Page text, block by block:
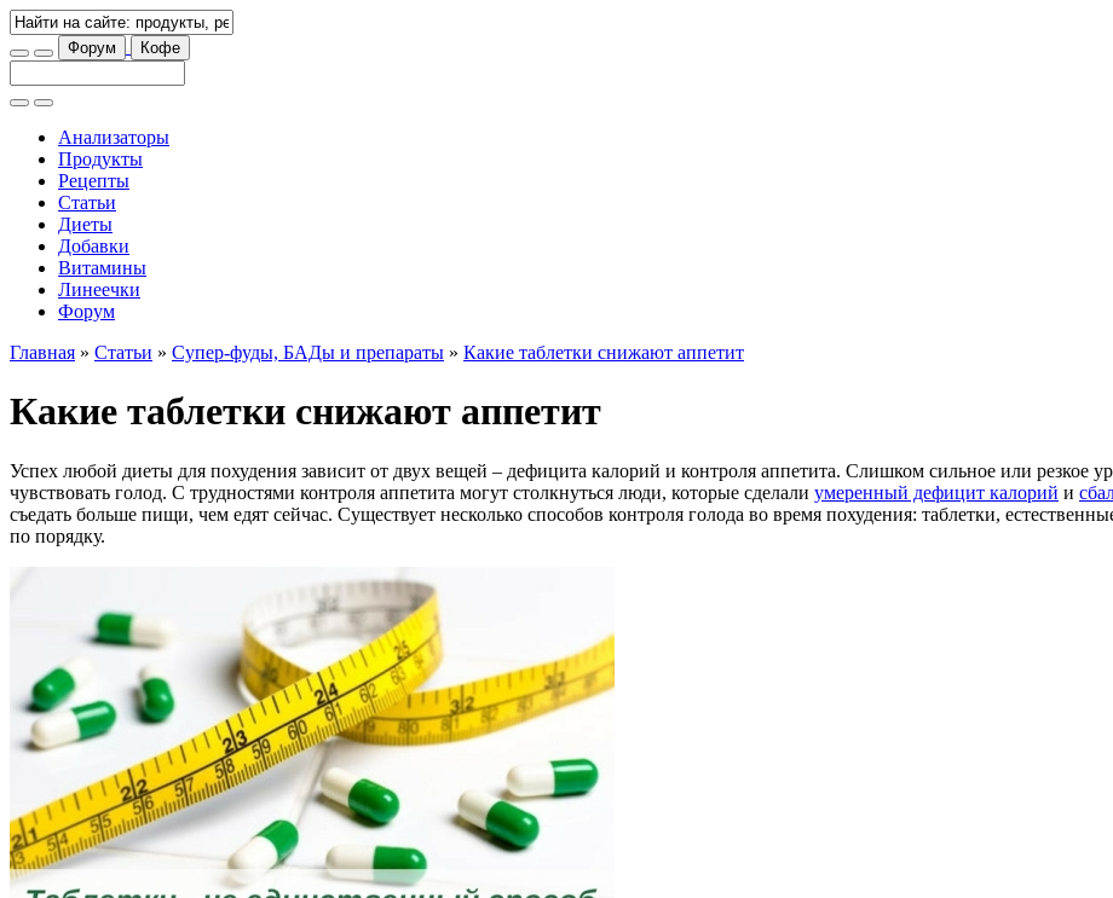
Форум Кофе
Анализаторы
Продукты
Рецепты
Статьи
Диеты
Добавки
Витамины
Линеечки
Форум
Главная » Статьи » Супер-фуды, БАДы и препараты » Какие таблетки снижают аппетит
Какие таблетки снижают аппетит
Успех любой диеты для похудения зависит от двух вещей – дефицита калорий и контроля аппетита. Слишком сильное или резкое
чувствовать голод. С трудностями контроля аппетита могут столкнуться люди, которые сделали умеренный дефицит калорий и
съедать больше пищи, чем едят сейчас. Существует несколько способов контроля голода во время похудения: таблетки,
по порядку.